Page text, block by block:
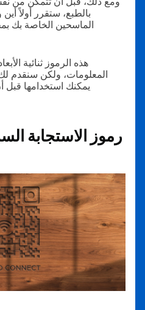
بالطبع، ستقرر أولاً
الماسحين الخاصة بك
هذه الرموز ثنائية
المعلومات، ولكن سنقدم
يمكنك استخدامها قبل
رموز الاستجابة